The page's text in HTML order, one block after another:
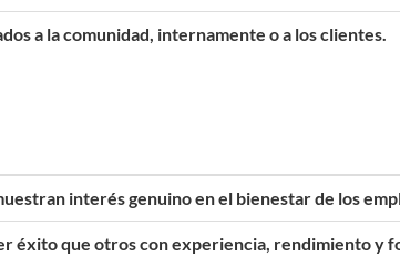
a la comunidad, internamente o a los clientes.
interés genuino en el bienestar de los
éxito que otros con experiencia, rendimiento y